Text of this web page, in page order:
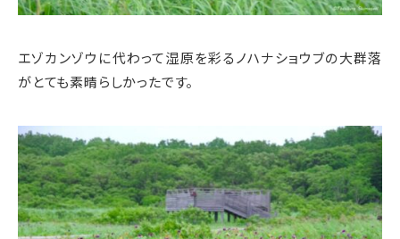
エゾカンゾウに代わって湿原を彩るノハナショウブの大群落
がとても素晴らしかったです。